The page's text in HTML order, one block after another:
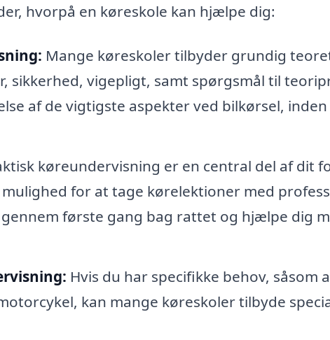
hvorpå en køreskole kan hjælpe dig:
Mange køreskoler tilbyder grundig
sikkerhed, vigepligt, samt spørgsmål til
af de vigtigste aspekter ved bilkørsel,
køreundervisning er en central del af dit
mulighed for at tage kørelektioner med
første gang bag rattet og hjælpe dig
Hvis du har specifikke behov, såsom
kan mange køreskoler tilbyde